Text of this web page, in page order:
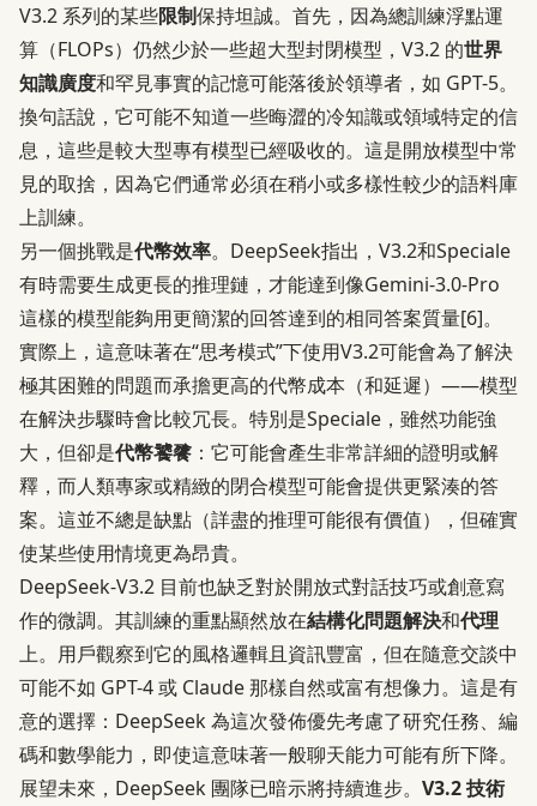
V3.2 系列的某些限制保持坦誠。首先，因為總訓練浮點運
算（FLOPs）仍然少於一些超大型封閉模型，V3.2 的世界
知識廣度和罕見事實的記憶可能落後於領導者，如 GPT-5。
換句話說，它可能不知道一些晦澀的冷知識或領域特定的信
息，這些是較大型專有模型已經吸收的。這是開放模型中常
見的取捨，因為它們通常必須在稍小或多樣性較少的語料庫
上訓練。
另一個挑戰是代幣效率。DeepSeek指出，V3.2和Speciale
有時需要生成更長的推理鏈，才能達到像Gemini-3.0-Pro
這樣的模型能夠用更簡潔的回答達到的相同答案質量[6]。
實際上，這意味著在“思考模式”下使用V3.2可能會為了解決
極其困難的問題而承擔更高的代幣成本（和延遲）——模型
在解決步驟時會比較冗長。特別是Speciale，雖然功能強
大，但卻是代幣饕餮 ：它可能會產生非常詳細的證明或解
釋，而人類專家或精緻的閉合模型可能會提供更緊湊的答
案。這並不總是缺點（詳盡的推理可能很有價值），但確實
使某些使用情境更為昂貴。
DeepSeek-V3.2 目前也缺乏對於開放式對話技巧或創意寫
作的微調。其訓練的重點顯然放在結構化問題解決和代理
上。用戶觀察到它的風格邏輯且資訊豐富，但在隨意交談中
可能不如 GPT-4 或 Claude 那樣自然或富有想像力。這是有
意的選擇：DeepSeek 為這次發佈優先考慮了研究任務、編
碼和數學能力，即使這意味著一般聊天能力可能有所下降。
展望未來，DeepSeek 團隊已暗示將持續進步。 V3.2 技術